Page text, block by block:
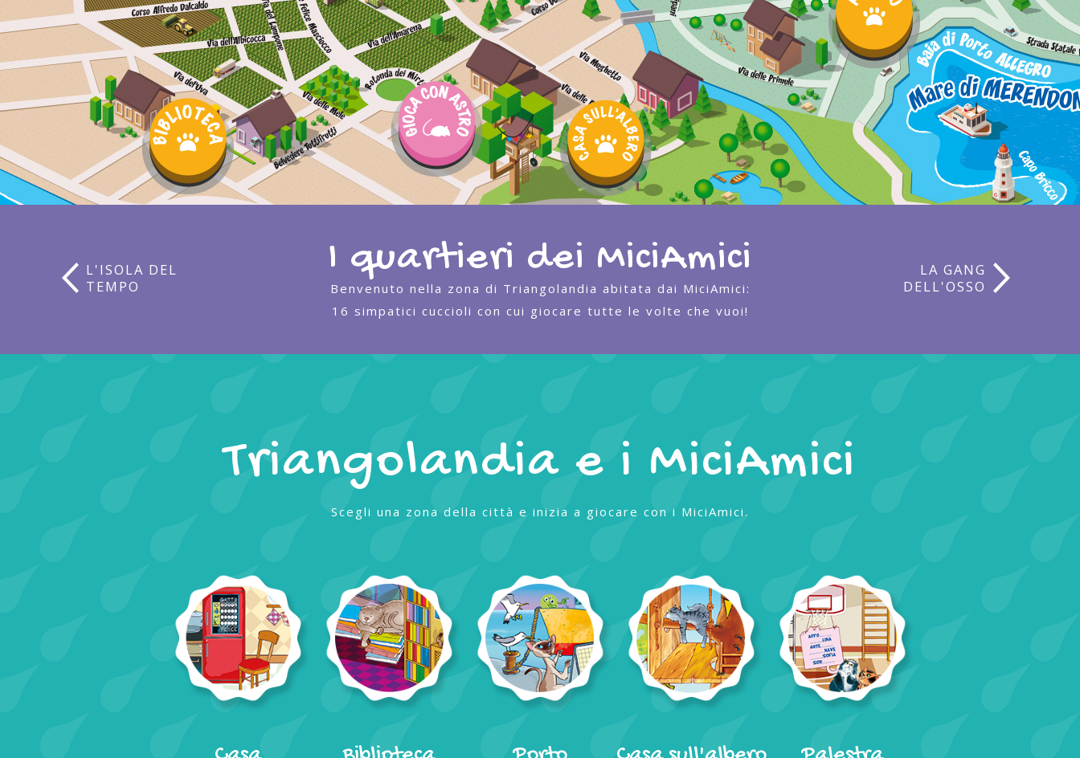
I quartieri dei MiciAmici
Benvenuto nella zona di Triangolandia abitata dai MiciAmici:
16 simpatici cuccioli con cui giocare tutte le volte che vuoi!
L'ISOLA DEL
TEMPO
LA GANG
DELL'OSSO
Triangolandia e i MiciAmici
Scegli una zona della città e inizia a giocare con i MiciAmici.